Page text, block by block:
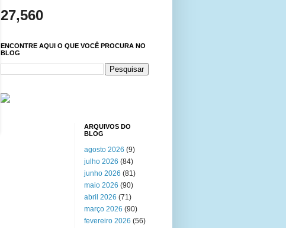
27,560
ENCONTRE AQUI O QUE VOCÊ PROCURA NO
BLOG
ARQUIVOS DO
BLOG
agosto 2026 (9)
julho 2026 (84)
junho 2026 (81)
maio 2026 (90)
abril 2026 (71)
março 2026 (90)
fevereiro 2026 (56)